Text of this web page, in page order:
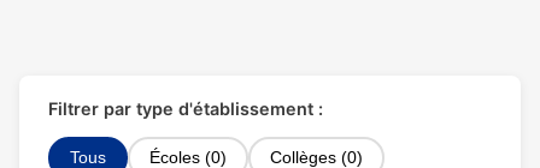
Filtrer par type d'établissement :
Tous Écoles (0) Collèges (0)